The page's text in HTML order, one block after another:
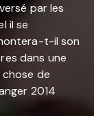
par les
il se
t-il son
dans une
chose de
2014